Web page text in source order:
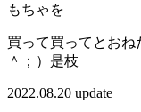
もちゃを
買って買ってとおね
＾；）是枝
2022.08.20 update